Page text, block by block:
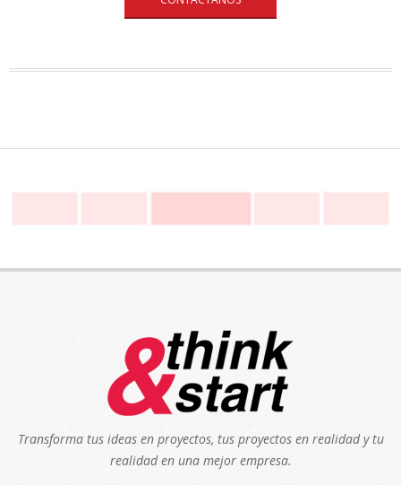
Transforma tus ideas en proyectos, tus proyectos en realidad y tu
realidad en una mejor empresa.